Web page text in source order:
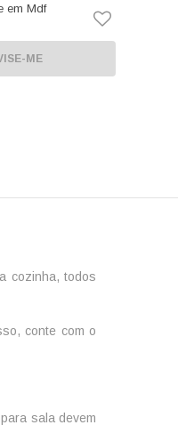
em Mdf
ME
cozinha, todos
conte com o
sala devem